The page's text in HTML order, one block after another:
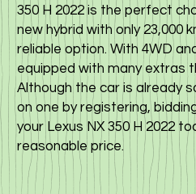
350 H 2022 is the perfect
new hybrid with only 23,000
reliable option. With 4WD
equipped with many extras
Although the car is already
on one by registering,
your Lexus NX 350 H 2022
reasonable price.